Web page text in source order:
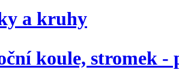
a kruhy
koule, stromek -